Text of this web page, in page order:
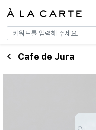
Cafe de Jura